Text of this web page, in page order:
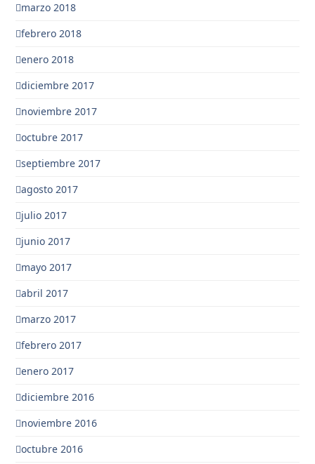
marzo 2018
febrero 2018
enero 2018
diciembre 2017
noviembre 2017
octubre 2017
septiembre 2017
agosto 2017
julio 2017
junio 2017
mayo 2017
abril 2017
marzo 2017
febrero 2017
enero 2017
diciembre 2016
noviembre 2016
octubre 2016